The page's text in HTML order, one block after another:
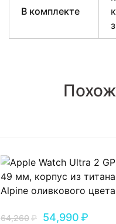
В комплекте
64,260₽ 54,990₽